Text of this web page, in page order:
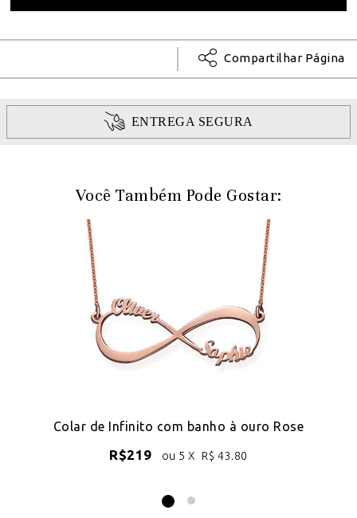
Compartilhar Página
ENTREGA SEGURA
Você Também Pode Gostar:
Colar de Infinito com banho à ouro Rose
R$219 ou 5 X R$ 43.80